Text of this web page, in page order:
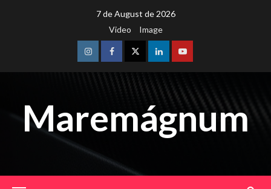
7 de August de 2026
Video
Image
InstagramFacebookTwitterLinkedinYoutube
Maremágnum